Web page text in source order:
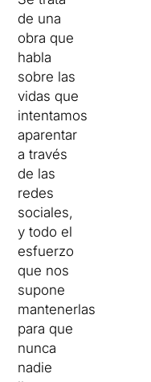
de una
obra que
habla
sobre las
vidas que
intentamos
aparentar
a través
de las
redes
sociales,
y todo el
esfuerzo
que nos
supone
mantenerlas
para que
nunca
nadie